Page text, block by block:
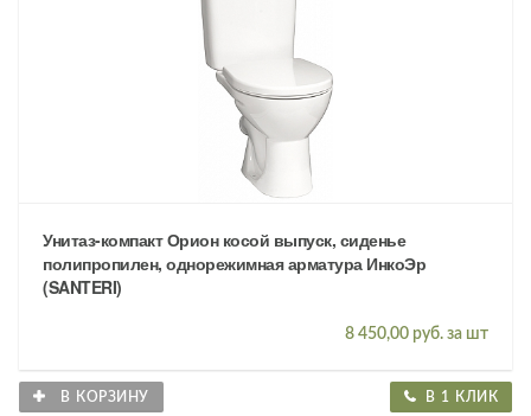
Унитаз-компакт Орион косой выпуск, сиденье
полипропилен, однорежимная арматура ИнкоЭр
(SANTERI)
8 450,00 руб. за шт
В КОРЗИНУ В 1 КЛИК